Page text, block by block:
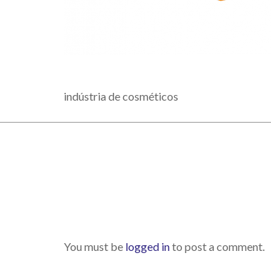
indústria de cosméticos
You must be logged into post a comment.